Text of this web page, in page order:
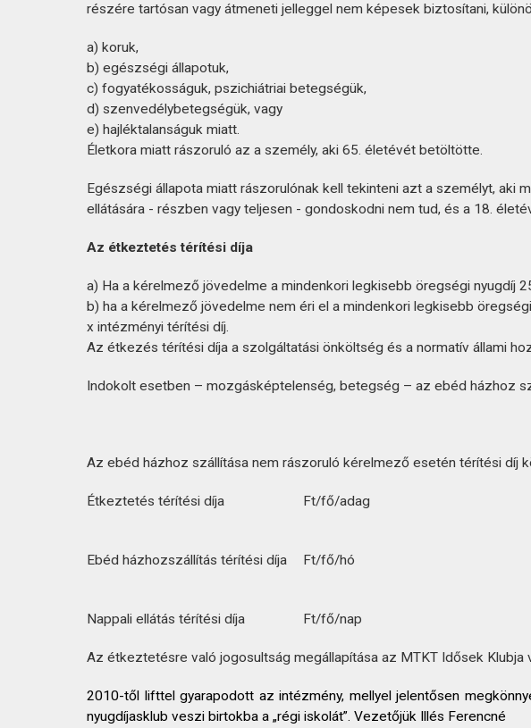
részére tartósan vagy átmeneti jelleggel nem képesek biztosítani,
a) koruk,
b) egészségi állapotuk,
c) fogyatékosságuk, pszichiátriai betegségük,
d) szenvedélybetegségük, vagy
e) hajléktalanságuk miatt.
Életkora miatt rászoruló az a személy, aki 65. életévét betöltötte.
Egészségi állapota miatt rászorulónak kell tekinteni azt a személyt,
ellátására - részben vagy teljesen - gondoskodni nem tud, és a 18.
Az étkeztetés térítési díja
a) Ha a kérelmező jövedelme a mindenkori legkisebb öregségi nyugdíj
b) ha a kérelmező jövedelme nem éri el a mindenkori legkisebb
x intézményi térítési díj.
Az étkezés térítési díja a szolgáltatási önköltség és a normatív állami
Indokolt esetben – mozgásképtelenség, betegség – az ebéd házhoz
Az ebéd házhoz szállítása nem rászoruló kérelmező esetén térítési díj
Étkeztetés térítési díja Ft/fő/adag
Ebéd házhozszállítás térítési díja Ft/fő/hó
Nappali ellátás térítési díja Ft/fő/nap
Az étkeztetésre való jogosultság megállapítása az MTKT Idősek Klubja
2010-től lifttel gyarapodott az intézmény, mellyel jelentősen
nyugdíjasklub veszi birtokba a „régi iskolát”. Vezetőjük Illés Ferencné